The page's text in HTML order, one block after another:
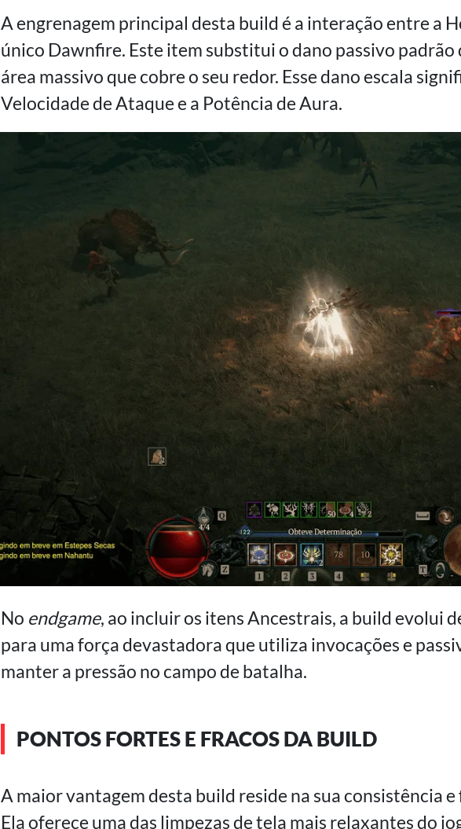
A engrenagem principal desta build é a interação entre a
único Dawnfire. Este item substitui o dano passivo padrão
área massivo que cobre o seu redor. Esse dano escala
Velocidade de Ataque e a Potência de Aura.
No endgame, ao incluir os itens Ancestrais, a build evolui
para uma força devastadora que utiliza invocações e
manter a pressão no campo de batalha.
PONTOS FORTES E FRACOS DA BUILD
A maior vantagem desta build reside na sua consistência
Ela oferece uma das limpezas de tela mais relaxantes do